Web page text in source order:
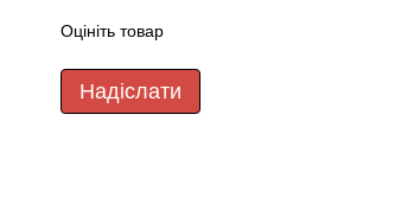
Оцініть товар
Надіслати